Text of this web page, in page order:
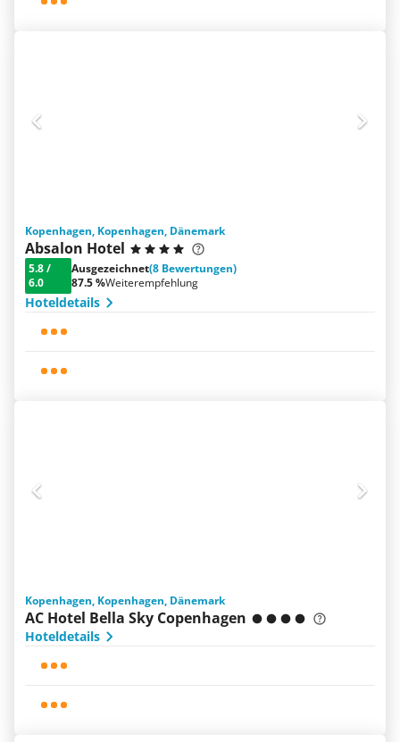
Kopenhagen, Kopenhagen, Dänemark
Absalon Hotel
5.8/
6.0
Ausgezeichnet(8 Bewertungen)
87.5 %Weiterempfehlung
Hoteldetails
Kopenhagen, Kopenhagen, Dänemark
AC Hotel Bella Sky Copenhagen
Hoteldetails